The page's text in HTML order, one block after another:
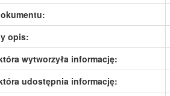
opis:
wytworzyła informację:
udostępnia informację: